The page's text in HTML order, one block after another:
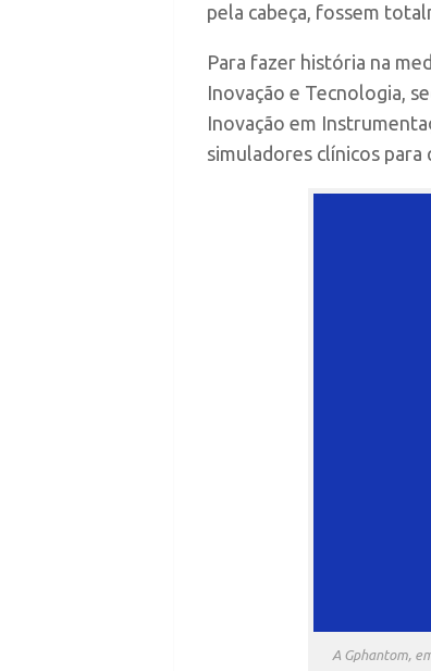
pela cabeça, fossem
Para fazer história na
Inovação e Tecnologia,
Inovação em
simuladores clínicos para
A Gphantom,